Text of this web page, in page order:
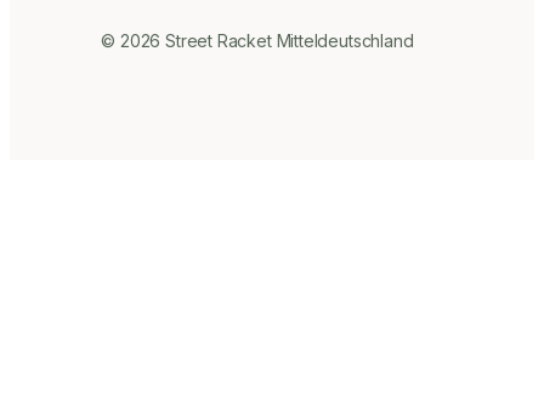
© 2026 Street Racket Mitteldeutschland